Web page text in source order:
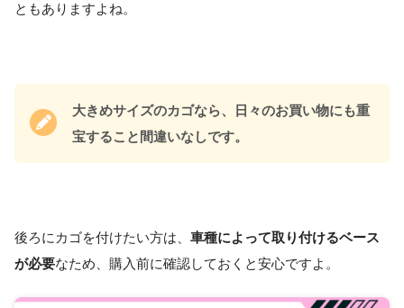
ともありますよね。
大きめサイズのカゴなら、日々のお買い物にも重
宝すること間違いなしです。
後ろにカゴを付けたい方は、 車種によって取り付けるベース
が必要なため、購入前に確認しておくと安心ですよ。